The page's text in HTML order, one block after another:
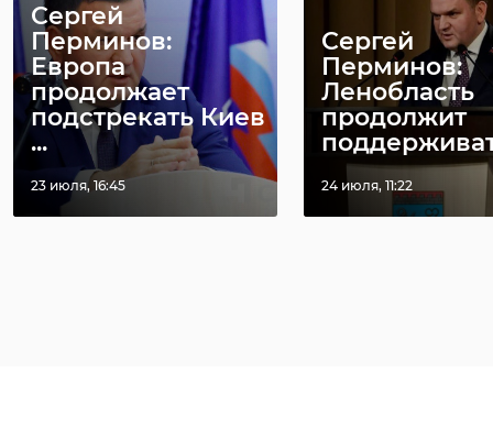
Сергей
Перминов:
Европа
продолжает
подстрекать Киев
...
23 июля, 16:45
Сергей
Перминов:
Ленобласть
продолжит
24 июля, 11:22